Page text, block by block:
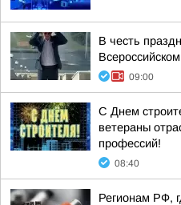
В честь
09:00
С Днем
ветераны
профессий!
08:40
Регионам РФ,